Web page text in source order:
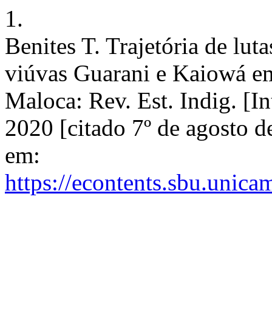
1.
Benites T. Trajetória de
viúvas Guarani e Kaiowá
Maloca: Rev. Est. Indig.
2020 [citado 7º de agosto
em:
https://